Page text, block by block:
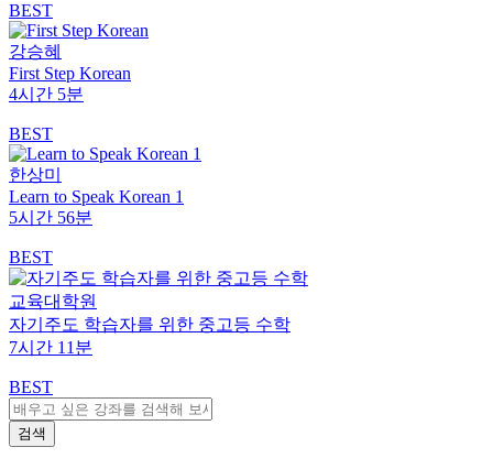
BEST
강승혜
First Step Korean
4시간 5분
BEST
한상미
Learn to Speak Korean 1
5시간 56분
BEST
교육대학원
자기주도 학습자를 위한 중고등 수학
7시간 11분
BEST